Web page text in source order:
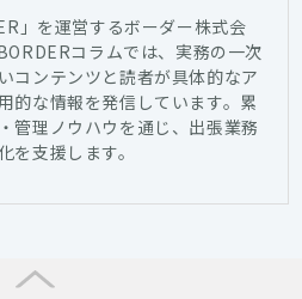
」を運営するボーダー株式会
コラムでは、実務の一次
コンテンツと読者が具体的なア
的な情報を発信しています。累
管理ノウハウを通じ、出張業務
を支援します。